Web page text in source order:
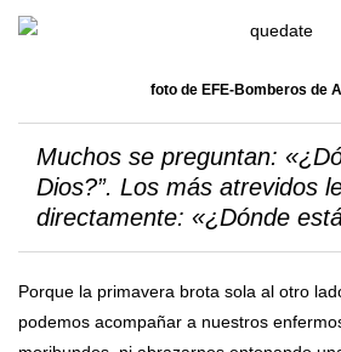
foto de EFE-Bomberos de
Muchos se preguntan:
Dios?”. Los más atrevidos
directamente: «¿Dónde
Porque la primavera brota sola al otro
podemos acompañar a nuestros